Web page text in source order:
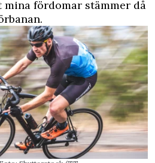
fördomar stämmer då